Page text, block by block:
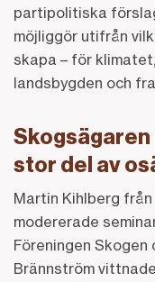
partipolitiska
möjliggör utifrån
skapa – för
landsbygden och
stor del av
Martin Kihlberg
modererade
Föreningen
Brännström